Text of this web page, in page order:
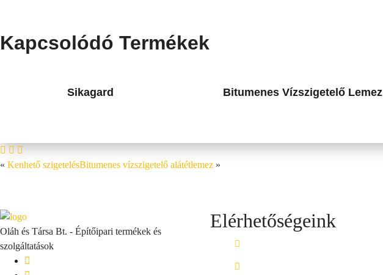
Kapcsolódó Termékek
Sikagard Bitumenes Vízszigetelő Lemez
« Kenhető szigetelésBitumenes vízszigetelő alátétlemez »
Oláh és Társa Bt. - Építőipari termékek és
szolgáltatások
Elérhetőségeink